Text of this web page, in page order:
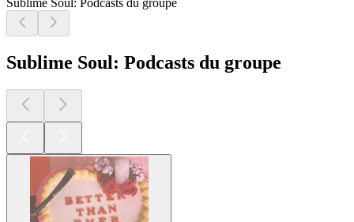
Sublime Soul: Podcasts du groupe
Sublime Soul: Podcasts du groupe